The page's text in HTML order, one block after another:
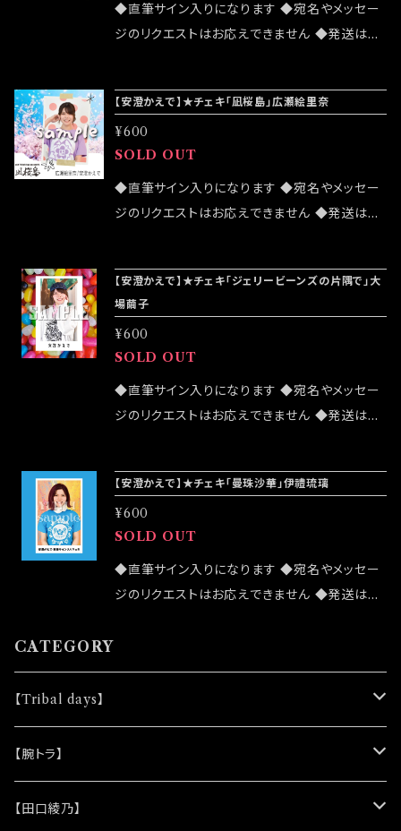
◆直筆サイン入りになります ◆宛名やメッセー
ジのリクエストはお応えできません ◆発送はラ
実にお手にしたいお客様はこちらのオンラインシ
ョップでのご注文をお願い致します ◆発送は 2
022/07/24イベント「大感謝祭」後になります
【安澄かえで】★チェキ「凪桜島」広瀬絵里奈
¥600
SOLD OUT
◆直筆サイン入りになります ◆宛名やメッセー
ジのリクエストはお応えできません ◆発送はラ
実にお手にしたいお客様はこちらのオンラインシ
ョップでのご注文をお願い致します ◆発送は 2
022/03/20イベント「大感謝祭」後になります
【安澄かえで】★チェキ「ジェリービーンズの片隅で」大
場繭子
¥600
SOLD OUT
◆直筆サイン入りになります ◆宛名やメッセー
ジのリクエストはお応えできません ◆発送はラ
実にお手にしたいお客様はこちらのオンラインシ
ョップでのご注文をお願い致します ◆発送は12/
4イベント「大感謝祭」後になります
【安澄かえで】★チェキ「曼珠沙華」伊禮琉璃
¥600
SOLD OUT
◆直筆サイン入りになります ◆宛名やメッセー
ジのリクエストはお応えできません ◆発送はラ
実にお手にしたいお客様はこちらのオンラインシ
ョップでのご注文をお願い致します ◆千穐楽終
CATEGORY
【Tribal days】
★ノベルティー
(シリコンリストバンド)
★DVD
【腕トラ】
★CD
【田口綾乃】